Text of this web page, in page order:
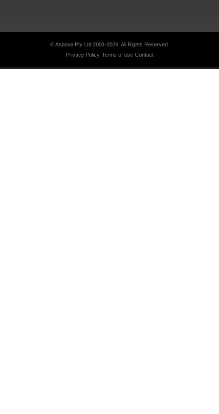
© Aspose Pty Ltd 2001-2026. All Rights Reserved.
Privacy Policy Terms of use Contact